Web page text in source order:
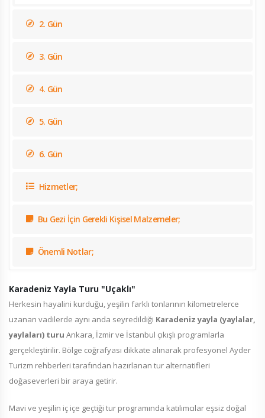
2. Gün
3. Gün
4. Gün
5. Gün
6. Gün
Hizmetler;
Bu Gezi İçin Gerekli Kişisel Malzemeler;
Önemli Notlar;
Karadeniz Yayla Turu "Uçaklı"
Herkesin hayalini kurduğu, yeşilin farklı tonlarının kilometrelerce
uzanan vadilerde aynı anda seyredildiği Karadeniz yayla (yaylalar,
yaylaları) turu Ankara, İzmir ve İstanbul çıkışlı programlarla
gerçekleştirilir. Bölge coğrafyası dikkate alınarak profesyonel Ayder
Turizm rehberleri tarafından hazırlanan tur alternatifleri
doğaseverleri bir araya getirir.
Mavi ve yeşilin iç içe geçtiği tur programında katılımcılar eşsiz doğal